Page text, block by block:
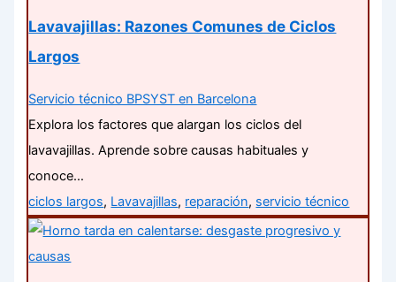
Lavavajillas: Razones Comunes de Ciclos
Largos
Servicio técnico BPSYST en Barcelona
Explora los factores que alargan los ciclos del
lavavajillas. Aprende sobre causas habituales y
conoce…
ciclos largos, Lavavajillas, reparación, servicio técnico